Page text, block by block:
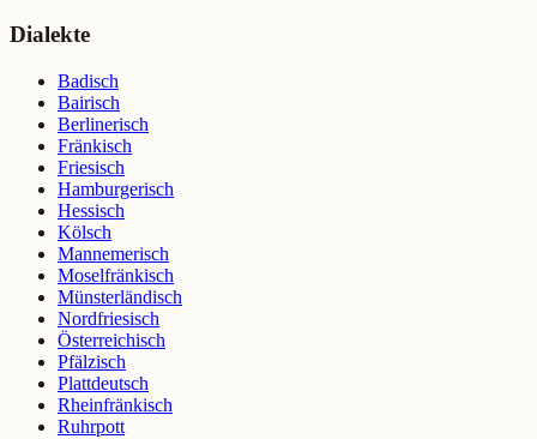
Dialekte
Badisch
Bairisch
Berlinerisch
Fränkisch
Friesisch
Hamburgerisch
Hessisch
Kölsch
Mannemerisch
Moselfränkisch
Münsterländisch
Nordfriesisch
Österreichisch
Pfälzisch
Plattdeutsch
Rheinfränkisch
Ruhrpott